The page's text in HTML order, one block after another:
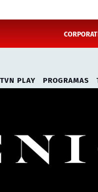
TVN PLAY PROGRAMAS